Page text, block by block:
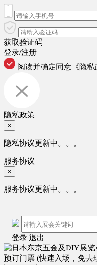
获取验证码
登录/注册
阅读并确定同意 《隐私
隐私政策
×
隐私协议更新中。。。
服务协议
×
服务协议更新中。。。
登录 退出
预订门票 (快速入场，免去